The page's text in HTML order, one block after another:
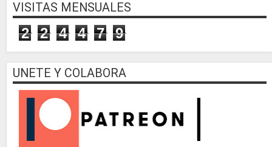
VISITAS MENSUALES
2 2 4 4 7 9
UNETE Y COLABORA